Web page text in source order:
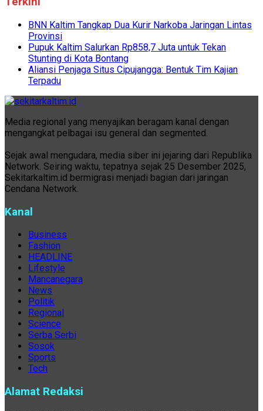
BNN Kaltim Tangkap Dua Kurir Narkoba Jaringan Lintas
Provinsi
Pupuk Kaltim Salurkan Rp858,7 Juta untuk Tekan
Stunting di Kota Bontang
Aliansi Penjaga Situs Cipujangga: Bentuk Tim Kajian
Terpadu
Media regional yang menyajikan beragam kanal dengan
mengangkat pelbagai isu general dan segmented.
Sejak awal mengudara, media siber ini jejaring dari Republika
Network. Seiring waktu, tepatnya sejak 25 Desember 2025,
Sekitarkaltim.id bermigrasi menjadi bagian dari jaringan
Cendana Network.
Kanal
Business
Fashion
HEADLINE
Lifestyle
Mancanegara
News
Politik
Regional
Science
Serba Serbi
Sosok
Sports
Tech
Alamat Redaksi